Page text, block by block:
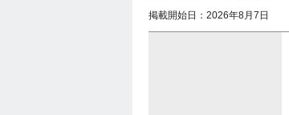
掲載開始日：2026年8月7日